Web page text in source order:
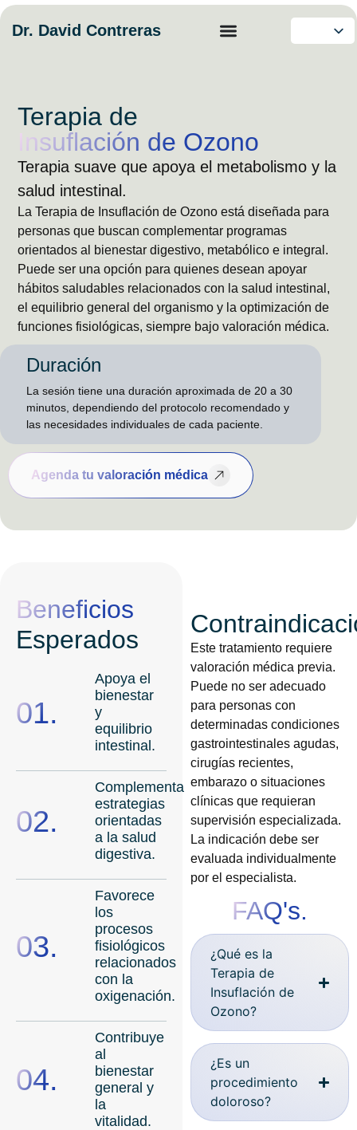
Dr. David Contreras
Terapia de
Insuflación de Ozono
Terapia suave que apoya el metabolismo y la
salud intestinal.
La Terapia de Insuflación de Ozono está diseñada para
personas que buscan complementar programas
orientados al bienestar digestivo, metabólico e integral.
Puede ser una opción para quienes desean apoyar
hábitos saludables relacionados con la salud intestinal,
el equilibrio general del organismo y la optimización de
funciones fisiológicas, siempre bajo valoración médica.
Duración
La sesión tiene una duración aproximada de 20 a 30
minutos, dependiendo del protocolo recomendado y
las necesidades individuales de cada paciente.
Agenda tu valoración médica
Beneficios
Esperados
01.
Apoya el
bienestar
y
equilibrio
intestinal.
02.
Complementa
estrategias
orientadas
a la salud
digestiva.
03.
Favorece
los
procesos
fisiológicos
relacionados
con la
oxigenación.
04.
Contribuye
al
bienestar
general y
la
vitalidad.
Este tratamiento requiere
valoración médica previa.
Puede no ser adecuado
para personas con
determinadas condiciones
gastrointestinales agudas,
cirugías recientes,
embarazo o situaciones
clínicas que requieran
supervisión especializada.
La indicación debe ser
evaluada individualmente
por el especialista.
FAQ's.
¿Qué es la
Terapia de
Insuflación de
Ozono?
¿Es un
procedimiento
doloroso?